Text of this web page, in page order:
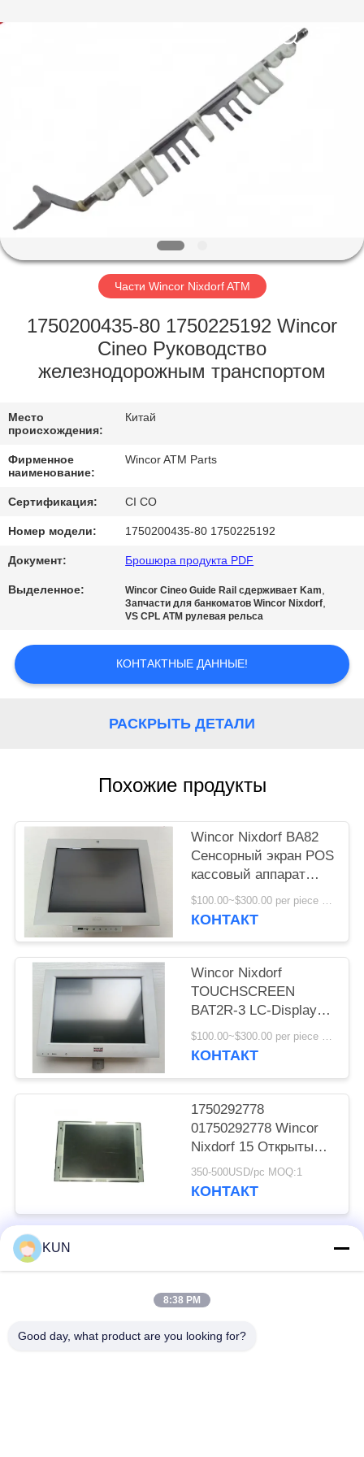
НАС
ПУТЕШЕСТВИЕ
ФАБРИКИ
ПРОВЕРКА
КАЧЕСТВА
СВЯЖИТЕСЬ
МЫ
НОВОСТИ
СПРОСИТЕ
САЙТА
Trade
Части Wincor Nixdorf ATM
1750200435-80 1750225192 Wincor
Cineo Руководство
железнодорожным транспортом
Место
происхождения:
Китай
Фирменное
наименование:
Wincor ATM Parts
Сертификация: CI CO
Номер модели: 1750200435-80 1750225192
Документ: Брошюра продукта PDF
Выделенное: Wincor Cineo Guide Rail сдерживает Kam,
Запчасти для банкоматов Wincor Nixdorf,
VS CPL ATM рулевая рельса
КОНТАКТНЫЕ ДАННЫЕ!
РАСКРЫТЬ ДЕТАЛИ
Похожие продукты
Wincor Nixdorf BA82
Сенсорный экран POS
кассовый аппарат
монитор дисплей
высокого качества
$100.00~$300.00 per piece MOQ:1
КОНТАКТ
Wincor Nixdorf
TOUCHSCREEN
BAT2R-3 LC-Display
Части банкомата
$100.00~$300.00 per piece MOQ:1
КОНТАКТ
1750292778
01750292778 Wincor
Nixdorf 15 Открытый
экран высокой
яркости LCD Части
350-500USD/pc MOQ:1
КОНТАКТ
Популярные категории
KUN
8:38 PM
Good day, what product are you looking for?